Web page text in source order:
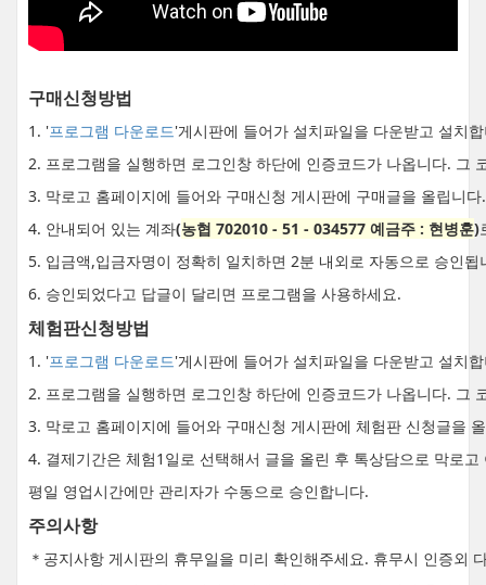
구매신청방법
1. '프로그램 다운로드'게시판에 들어가 설치파일을 다운받고 설치
2. 프로그램을 실행하면 로그인창 하단에 인증코드가 나옵니다. 그
3. 막로고 홈페이지에 들어와 구매신청 게시판에 구매글을 올립니다.
4. 안내되어 있는 계좌(농협 702010 - 51 - 034577 예금주 : 현병훈)
5. 입금액,입금자명이 정확히 일치하면 2분 내외로 자동으로 승인됩
6. 승인되었다고 답글이 달리면 프로그램을 사용하세요.
체험판신청방법
1. '프로그램 다운로드'게시판에 들어가 설치파일을 다운받고 설치
2. 프로그램을 실행하면 로그인창 하단에 인증코드가 나옵니다. 그
3. 막로고 홈페이지에 들어와 구매신청 게시판에 체험판 신청글을
4. 결제기간은 체험1일로 선택해서 글을 올린 후 톡상담으로 막로
평일 영업시간에만 관리자가 수동으로 승인합니다.
주의사항
＊공지사항 게시판의 휴무일을 미리 확인해주세요. 휴무시 인증외